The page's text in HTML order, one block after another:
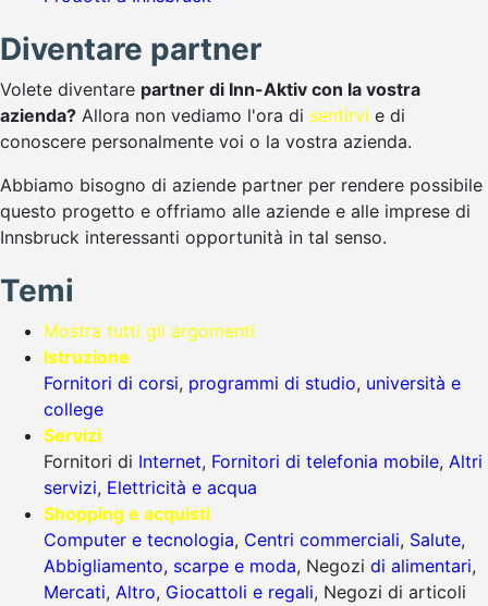
Diventare partner
Volete diventare partner di Inn-Aktiv con la vostra
azienda? Allora non vediamo l'ora di sentirvi e di
conoscere personalmente voi o la vostra azienda.
Abbiamo bisogno di aziende partner per rendere possibile
questo progetto e offriamo alle aziende e alle imprese di
Innsbruck interessanti opportunità in tal senso.
Temi
Mostra tutti gli argomenti
Istruzione
Fornitori di corsi, programmi di studio, università e
college
Servizi
Fornitori di Internet, Fornitori di telefonia mobile, Altri
servizi, Elettricità e acqua
Shopping e acquisti
Computer e tecnologia, Centri commerciali, Salute,
Abbigliamento, scarpe e moda, Negozi di alimentari,
Mercati, Altro, Giocattoli e regali, Negozi di articoli